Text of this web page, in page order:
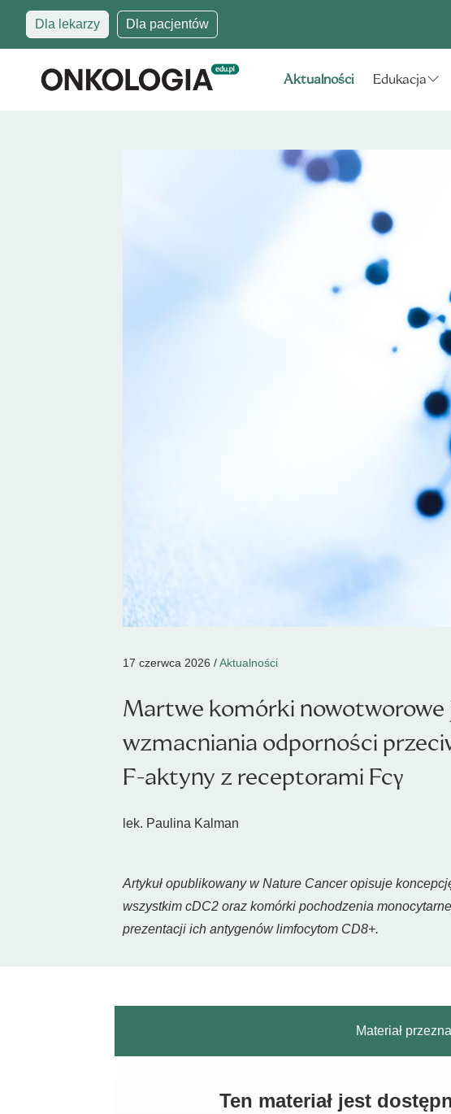
Dla lekarzy Dla pacjentów
Aktualności Edukacja
17 czerwca 2026 /Aktualności
Martwe komórki nowotworowe
wzmacniania odporności
F-aktyny z receptorami Fcγ
lek. Paulina Kalman
Artykuł opublikowany w Nature Cancer opisuje
wszystkim cDC2 oraz komórki pochodzenia
prezentacji ich antygenów limfocytom CD8+.
Materiał
Ten materiał jest